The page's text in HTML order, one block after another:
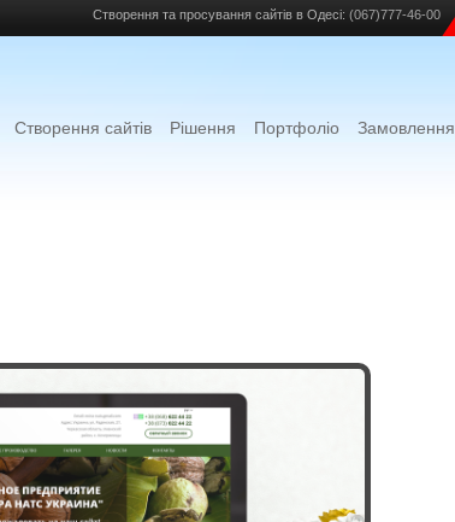
Створення та просування сайтів в Одесі: (067)777-46-00
Створення сайтів Рішення Портфоліо Замовлення